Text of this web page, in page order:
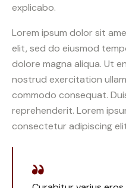
explicabo.
Lorem ipsum dolor sit
elit, sed do eiusmod
dolore magna aliqua. Ut
nostrud exercitation
commodo consequat.
reprehenderit. Lorem
consectetur adipiscing